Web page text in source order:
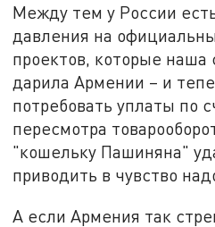
Между тем у России
давления на
проектов, которые наша
дарила Армении – и
потребовать уплаты по
пересмотра
"кошельку Пашиняна"
приводить в чувство
А если Армения так